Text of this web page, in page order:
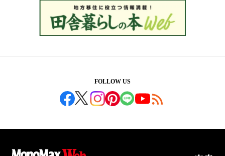
FOLLOW US